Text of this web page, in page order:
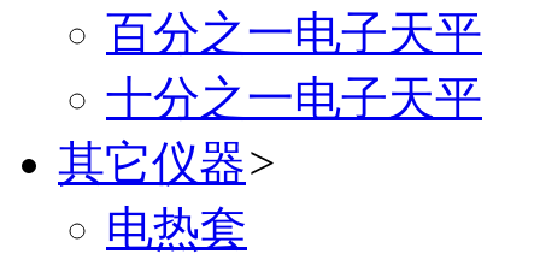
百分之一电子天平
十分之一电子天平
其它仪器>
电热套